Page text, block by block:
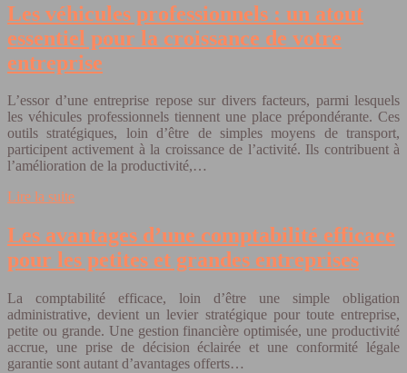
Les véhicules professionnels : un atout
essentiel pour la croissance de votre
entreprise
L’essor d’une entreprise repose sur divers facteurs, parmi lesquels
les véhicules professionnels tiennent une place prépondérante. Ces
outils stratégiques, loin d’être de simples moyens de transport,
participent activement à la croissance de l’activité. Ils contribuent à
l’amélioration de la productivité,…
Lire la suite
Les avantages d’une comptabilité efficace
pour les petites et grandes entreprises
La comptabilité efficace, loin d’être une simple obligation
administrative, devient un levier stratégique pour toute entreprise,
petite ou grande. Une gestion financière optimisée, une productivité
accrue, une prise de décision éclairée et une conformité légale
garantie sont autant d’avantages offerts…